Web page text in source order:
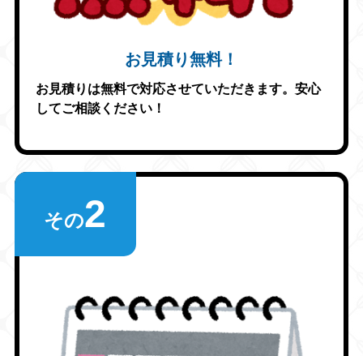
お見積り無料！
お見積りは無料で対応させていただきます。安心
してご相談ください！
その2